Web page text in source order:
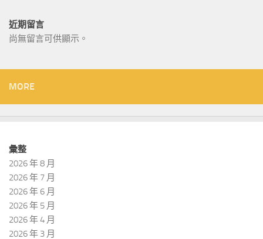
近期留言
尚無留言可供顯示。
MORE
彙整
2026 年 8 月
2026 年 7 月
2026 年 6 月
2026 年 5 月
2026 年 4 月
2026 年 3 月